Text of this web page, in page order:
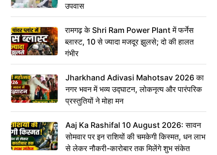
उपवास
रामगढ़ के Shri Ram Power Plant में फर्नेस
ब्लास्ट, 10 से ज्यादा मजदूर झुलसे; दो की हालत
गंभीर
Jharkhand Adivasi Mahotsav 2026 का
नगर भवन में भव्य उद्घाटन, लोकनृत्य और पारंपरिक
प्रस्तुतियों ने मोहा मन
Aaj Ka Rashifal 10 August 2026: सावन
सोमवार पर इन राशियों की चमकेगी किस्मत, धन लाभ
से लेकर नौकरी-कारोबार तक मिलेंगे शुभ संकेत